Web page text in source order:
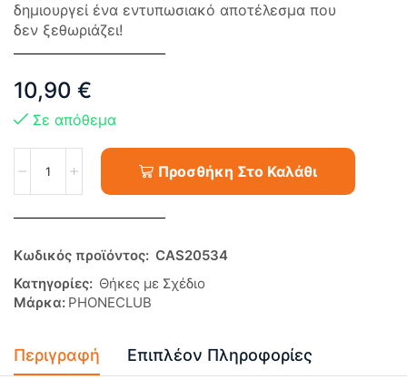
δημιουργεί ένα εντυπωσιακό αποτέλεσμα που
δεν ξεθωριάζει!
10,90 €
Σε απόθεμα
Προσθήκη Στο Καλάθι
Κωδικός προϊόντος: CAS20534
Κατηγορίες: Θήκες με Σχέδιο
Μάρκα: PHONECLUB
Περιγραφή Επιπλέον Πληροφορίες